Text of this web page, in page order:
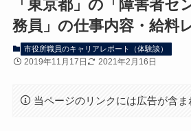
「東京都」の「障害者セ
務員」の仕事内容・給料
市役所職員のキャリアレポート（体験談）
2019年11月17日 2021年2月16日
当ページのリンクには広告が含ま